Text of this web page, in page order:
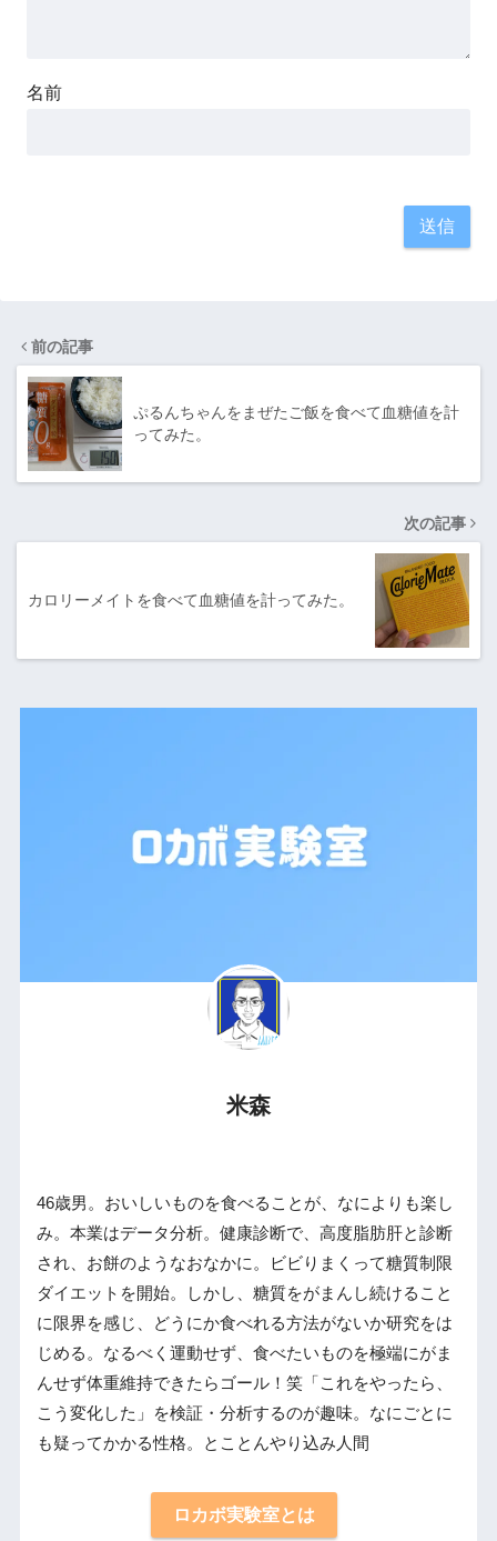
名前
前の記事
ぷるんちゃんをまぜたご飯を食べて血糖値を計
ってみた。
次の記事
カロリーメイトを食べて血糖値を計ってみた。
米森
46歳男。おいしいものを食べることが、なによりも楽し
み。本業はデータ分析。健康診断で、高度脂肪肝と診断
され、お餅のようなおなかに。ビビりまくって糖質制限
ダイエットを開始。しかし、糖質をがまんし続けること
に限界を感じ、どうにか食べれる方法がないか研究をは
じめる。なるべく運動せず、食べたいものを極端にがま
んせず体重維持できたらゴール！笑「これをやったら、
こう変化した」を検証・分析するのが趣味。なにごとに
も疑ってかかる性格。とことんやり込み人間
ロカボ実験室とは